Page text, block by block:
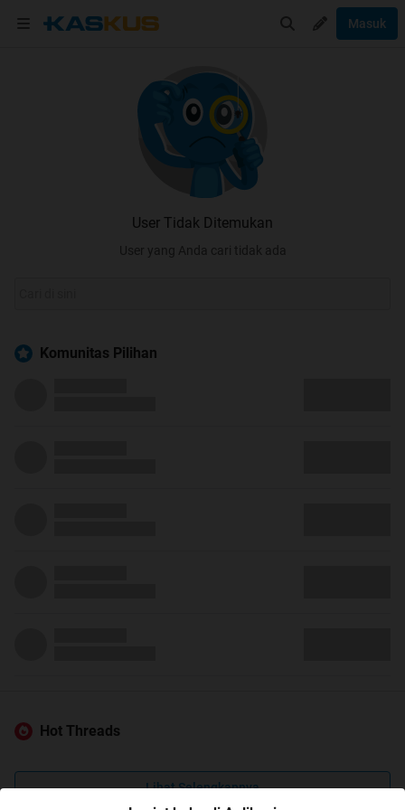
Masuk
User Tidak Ditemukan
User yang Anda cari tidak ada
Komunitas Pilihan
Hot Threads
Lihat Selengkapnya